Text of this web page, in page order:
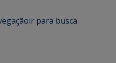
ir para busca